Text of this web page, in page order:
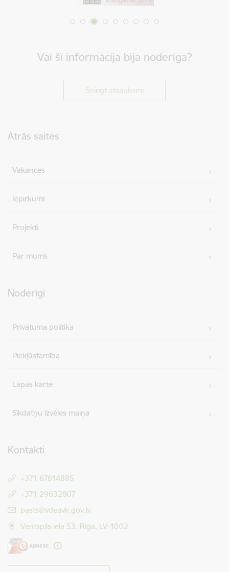
Vai šī informācija bija noderīga?
Sniegt atsauksmi
Ātrās saites
Vakances
Iepirkumi
Projekti
Par mums
Noderīgi
Privātuma politika
Piekļūstamība
Lapas karte
Sīkdatņu izvēles maiņa
Kontakti
+371 67614885
+371 29632807
E-pasts:
pasts@vdeavk.gov.lv
Ventspils iela 53, Rīga, LV-1002